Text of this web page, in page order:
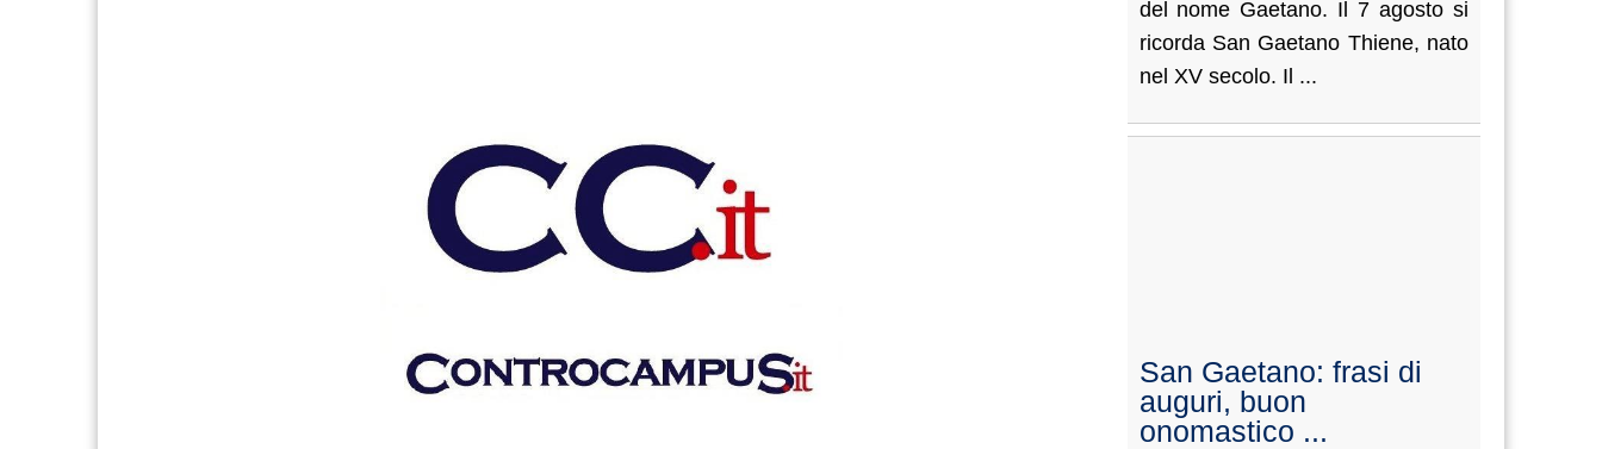
del nome Gaetano. Il 7 agosto si
ricorda San Gaetano Thiene, nato
nel XV secolo. Il ...
San Gaetano: frasi di
auguri, buon
onomastico ...